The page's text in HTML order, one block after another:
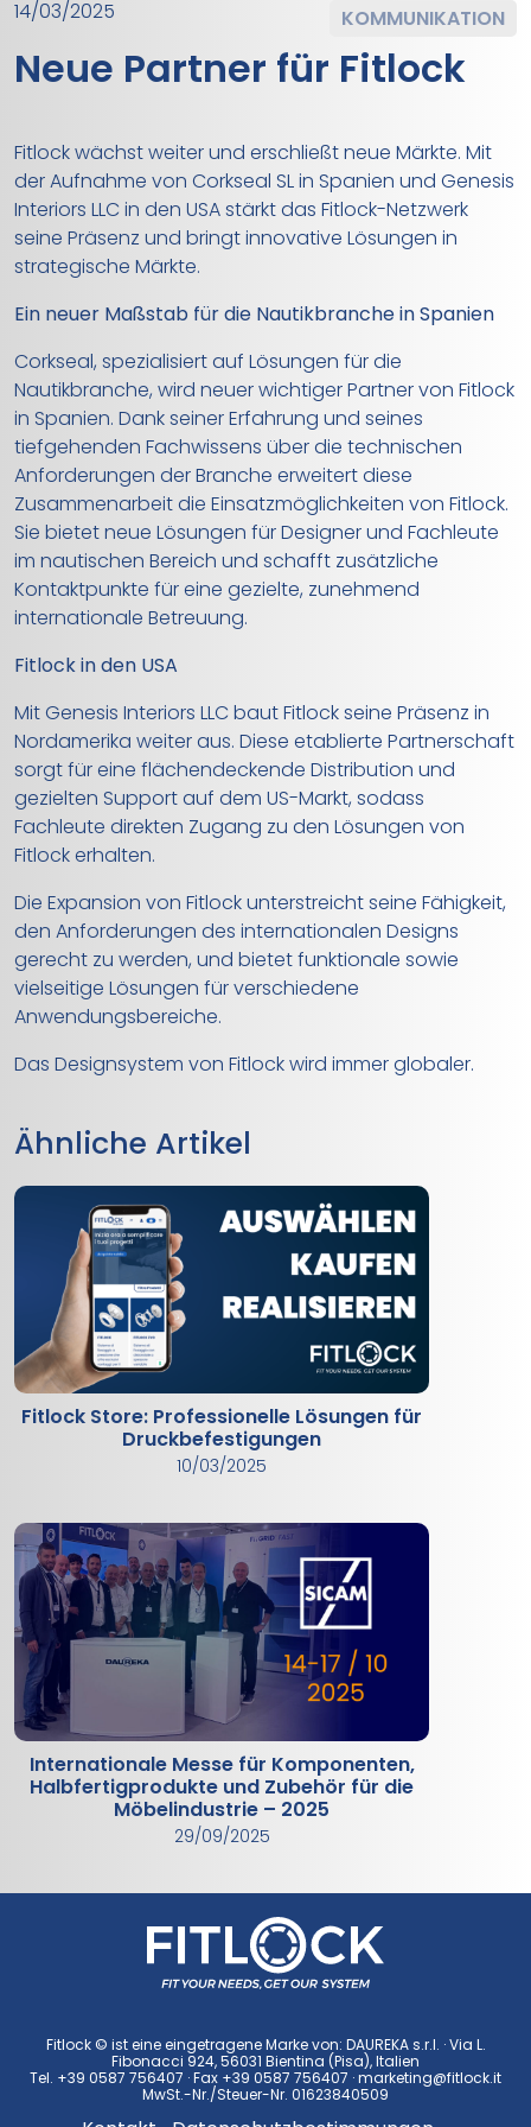
14/03/2025 KOMMUNIKATION
Neue Partner für Fitlock
Fitlock wächst weiter und erschließt neue Märkte. Mit
der Aufnahme von Corkseal SL in Spanien und Genesis
Interiors LLC in den USA stärkt das Fitlock-Netzwerk
seine Präsenz und bringt innovative Lösungen in
strategische Märkte.
Ein neuer Maßstab für die Nautikbranche in Spanien
Corkseal, spezialisiert auf Lösungen für die
Nautikbranche, wird neuer wichtiger Partner von Fitlock
in Spanien. Dank seiner Erfahrung und seines
tiefgehenden Fachwissens über die technischen
Anforderungen der Branche erweitert diese
Zusammenarbeit die Einsatzmöglichkeiten von Fitlock.
Sie bietet neue Lösungen für Designer und Fachleute
im nautischen Bereich und schafft zusätzliche
Kontaktpunkte für eine gezielte, zunehmend
internationale Betreuung.
Fitlock in den USA
Mit Genesis Interiors LLC baut Fitlock seine Präsenz in
Nordamerika weiter aus. Diese etablierte Partnerschaft
sorgt für eine flächendeckende Distribution und
gezielten Support auf dem US-Markt, sodass
Fachleute direkten Zugang zu den Lösungen von
Fitlock erhalten.
Die Expansion von Fitlock unterstreicht seine Fähigkeit,
den Anforderungen des internationalen Designs
gerecht zu werden, und bietet funktionale sowie
vielseitige Lösungen für verschiedene
Anwendungsbereiche.
Das Designsystem von Fitlock wird immer globaler.
Ähnliche Artikel
Fitlock Store: Professionelle Lösungen für
Druckbefestigungen
10/03/2025
Internationale Messe für Komponenten,
Halbfertigprodukte und Zubehör für die
Möbelindustrie – 2025
29/09/2025
Fitlock © ist eine eingetragene Marke von: DAUREKA s.r.l. · Via L.
Fibonacci 924, 56031 Bientina (Pisa), Italien
Tel. +39 0587 756407 · Fax +39 0587 756407 ·marketing@fitlock.it
MwSt.-Nr./Steuer-Nr. 01623840509